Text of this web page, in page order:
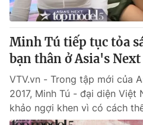
Minh Tú tiếp tục tỏa
bạn thân ở Asia's
VTV.vn - Trong tập mới của
2017, Minh Tú - đại diện Việt
khảo ngợi khen vì có cách